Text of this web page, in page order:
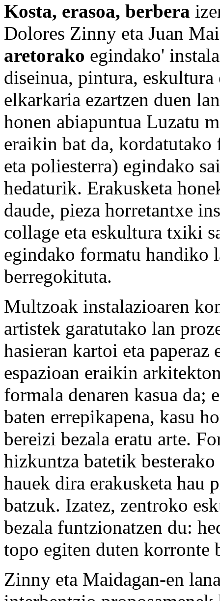
Kosta, erasoa, berbera
Dolores Zinny eta Juan
aretorako egindako'
diseinua, pintura,
elkarkaria ezartzen duen
honen abiapuntua Luzatu
eraikin bat da,
eta poliesterra) egindako
hedaturik. Erakusketa
daude, pieza horretantxe
collage eta eskultura txiki
egindako formatu handiko
berregokituta.
Multzoak instalazioaren
artistek garatutako lan
hasieran kartoi eta
espazioan eraikin
formala denaren kasua da;
baten errepikapena, kasu
bereizi bezala eratu arte.
hizkuntza batetik
hauek dira erakusketa hau
batzuk. Izatez, zentroko
bezala funtzionatzen du:
topo egiten duten korronte
Zinny eta Maidagan-en